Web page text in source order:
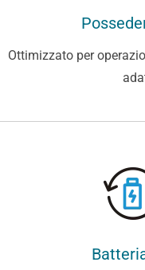
Ottimizzato per